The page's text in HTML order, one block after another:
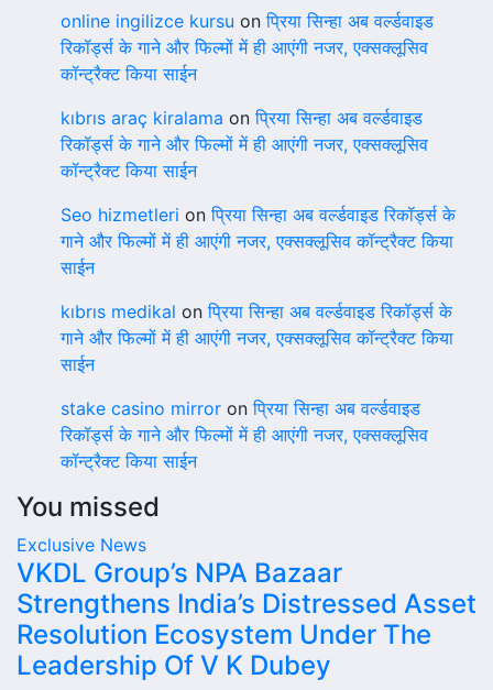
online ingilizce kursu onप्रिया सिन्हा अब वर्ल्डवाइड
रिकॉर्ड्स के गाने और फिल्मों में ही आएंगी नजर, एक्सक्लूसिव
कॉन्ट्रैक्ट किया साईन
kıbrıs araç kiralama onप्रिया सिन्हा अब वर्ल्डवाइड
रिकॉर्ड्स के गाने और फिल्मों में ही आएंगी नजर, एक्सक्लूसिव
कॉन्ट्रैक्ट किया साईन
Seo hizmetleri onप्रिया सिन्हा अब वर्ल्डवाइड रिकॉर्ड्स के
गाने और फिल्मों में ही आएंगी नजर, एक्सक्लूसिव कॉन्ट्रैक्ट किया
साईन
kıbrıs medikal onप्रिया सिन्हा अब वर्ल्डवाइड रिकॉर्ड्स के
गाने और फिल्मों में ही आएंगी नजर, एक्सक्लूसिव कॉन्ट्रैक्ट किया
साईन
stake casino mirror onप्रिया सिन्हा अब वर्ल्डवाइड
रिकॉर्ड्स के गाने और फिल्मों में ही आएंगी नजर, एक्सक्लूसिव
कॉन्ट्रैक्ट किया साईन
You missed
Exclusive News
VKDL Group’s NPA Bazaar
Strengthens India’s Distressed Asset
Resolution Ecosystem Under The
Leadership Of V K Dubey